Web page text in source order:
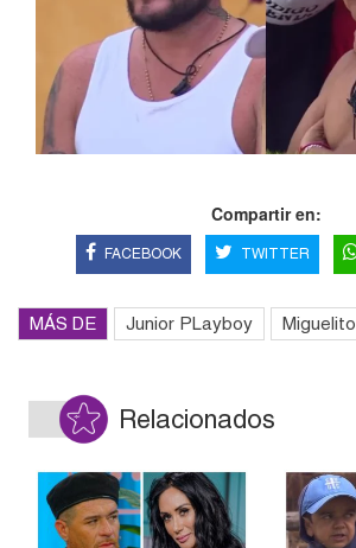
Compartir en:
FACEBOOK TWITTER
MÁS DE Junior PLayboy Miguelito
Relacionados